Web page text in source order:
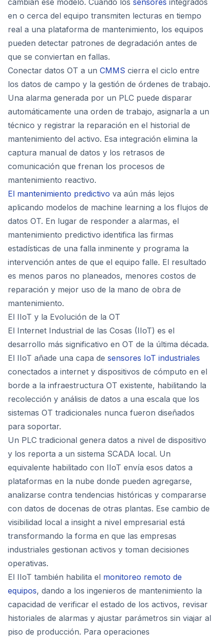
cambian ese modelo. Cuando los sensores integrados
en o cerca del equipo transmiten lecturas en tiempo
real a una plataforma de mantenimiento, los equipos
pueden detectar patrones de degradación antes de
que se conviertan en fallas.
Conectar datos OT a un CMMS cierra el ciclo entre
los datos de campo y la gestión de órdenes de trabajo.
Una alarma generada por un PLC puede disparar
automáticamente una orden de trabajo, asignarla a un
técnico y registrar la reparación en el historial de
mantenimiento del activo. Esa integración elimina la
captura manual de datos y los retrasos de
comunicación que frenan los procesos de
mantenimiento reactivo.
El mantenimiento predictivo va aún más lejos
aplicando modelos de machine learning a los flujos de
datos OT. En lugar de responder a alarmas, el
mantenimiento predictivo identifica las firmas
estadísticas de una falla inminente y programa la
intervención antes de que el equipo falle. El resultado
es menos paros no planeados, menores costos de
reparación y mejor uso de la mano de obra de
mantenimiento.
El IIoT y la Evolución de la OT
El Internet Industrial de las Cosas (IIoT) es el
desarrollo más significativo en OT de la última década.
El IIoT añade una capa de sensores IoT industriales
conectados a internet y dispositivos de cómputo en el
borde a la infraestructura OT existente, habilitando la
recolección y análisis de datos a una escala que los
sistemas OT tradicionales nunca fueron diseñados
para soportar.
Un PLC tradicional genera datos a nivel de dispositivo
y los reporta a un sistema SCADA local. Un
equivalente habilitado con IIoT envía esos datos a
plataformas en la nube donde pueden agregarse,
analizarse contra tendencias históricas y compararse
con datos de docenas de otras plantas. Ese cambio de
visibilidad local a insight a nivel empresarial está
transformando la forma en que las empresas
industriales gestionan activos y toman decisiones
operativas.
El IIoT también habilita el monitoreo remoto de
equipos, dando a los ingenieros de mantenimiento la
capacidad de verificar el estado de los activos, revisar
historiales de alarmas y ajustar parámetros sin viajar al
piso de producción. Para operaciones